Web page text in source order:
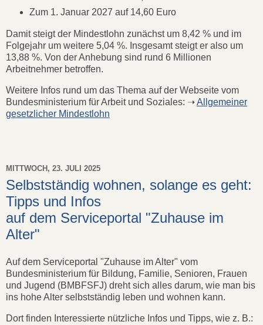
Zum 1. Januar 2027 auf 14,60 Euro
Damit steigt der Mindestlohn zunächst um 8,42 % und im
Folgejahr um weitere 5,04 %. Insgesamt steigt er also um
13,88 %. Von der Anhebung sind rund 6 Millionen
Arbeitnehmer betroffen.
Weitere Infos rund um das Thema auf der Webseite vom
Bundesministerium für Arbeit und Soziales: ➝Allgemeiner
gesetzlicher Mindestlohn
MITTWOCH, 23. JULI 2025
Selbstständig wohnen, solange es geht:
Tipps und Infos
auf dem Serviceportal "Zuhause im
Alter"
Auf dem Serviceportal "Zuhause im Alter" vom
Bundesministerium für Bildung, Familie, Senioren, Frauen
und Jugend (BMBFSFJ) dreht sich alles darum, wie man bis
ins hohe Alter selbst­ständig leben und wohnen kann.
Dort finden Interessierte nützliche Infos und Tipps, wie z. B.: